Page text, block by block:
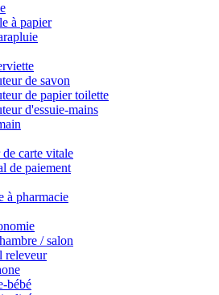
à papier
de savon
de papier toilette
d'essuie-mains
carte vitale
de paiement
à pharmacie
/ salon
releveur
bébé